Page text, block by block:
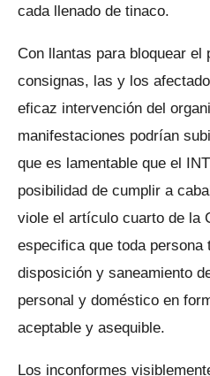
cada llenado de tinaco.
Con llantas para bloquear el
consignas, las y los
eficaz intervención del
manifestaciones podrían
que es lamentable que el
posibilidad de cumplir a
viole el artículo cuarto de la
especifica que toda persona
disposición y saneamiento
personal y doméstico en
aceptable y asequible.
Los inconformes